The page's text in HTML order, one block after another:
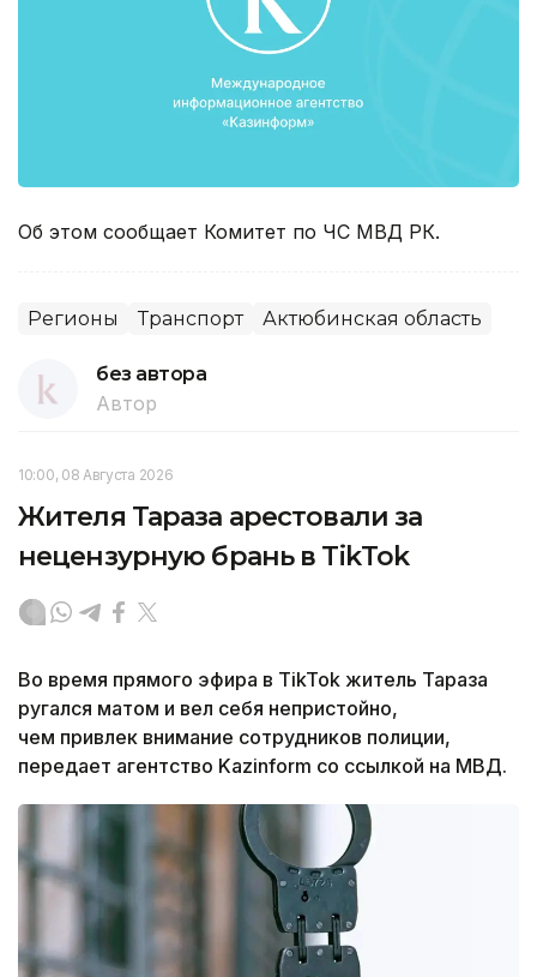
Об этом сообщает Комитет по ЧС МВД РК.
Регионы Транспорт Актюбинская область
без автора
Автор
10:00, 08 Августа 2026
Жителя Тараза арестовали за
нецензурную брань в TikTok
Во время прямого эфира в TikTok житель Тараза
ругался матом и вел себя непристойно,
чем привлек внимание сотрудников полиции,
передает агентство Kazinform со ссылкой на МВД.